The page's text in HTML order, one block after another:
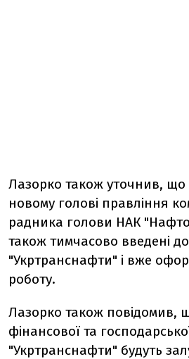
Лазорко також уточнив, що
новому голові правління
радника голови НАК
також тимчасово введені
"Укртранснафти" і вже
роботу.
Лазорко також повідомив,
фінансової та
"Укртранснафти" будуть